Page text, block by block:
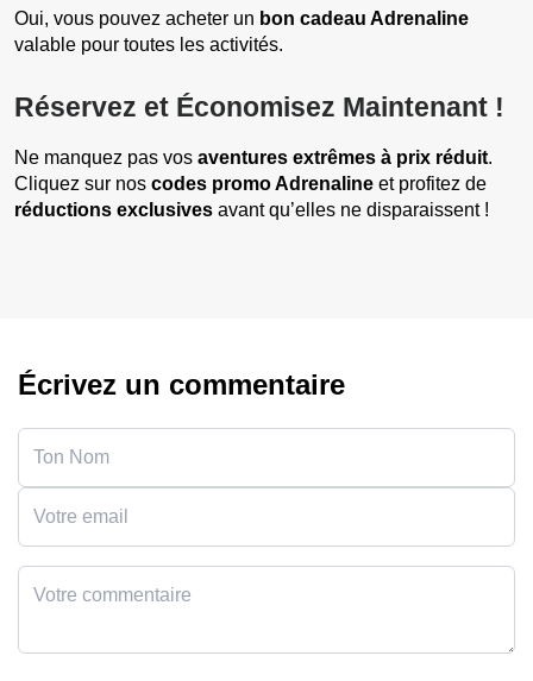
Oui, vous pouvez acheter un bon cadeau Adrenaline
valable pour toutes les activités.
Réservez et Économisez Maintenant !
Ne manquez pas vos aventures extrêmes à prix réduit.
Cliquez sur nos codes promo Adrenaline et profitez de
réductions exclusives avant qu’elles ne disparaissent !
Écrivez un commentaire